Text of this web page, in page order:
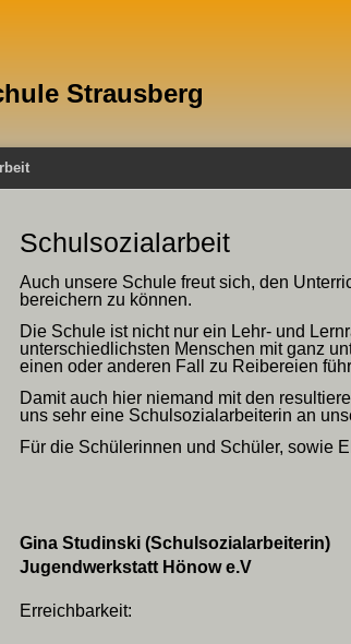
Strausberg
Schulsozialarbeit
Auch unsere Schule freut sich, den
bereichern zu können.
Die Schule ist nicht nur ein Lehr- und
unterschiedlichsten Menschen mit ganz
einen oder anderen Fall zu Reibereien
Damit auch hier niemand mit den
uns sehr eine Schulsozialarbeiterin an
Für die Schülerinnen und Schüler, sowie
Gina Studinski (Schulsozialarbeiterin)
Jugendwerkstatt Hönow e.V
Erreichbarkeit: